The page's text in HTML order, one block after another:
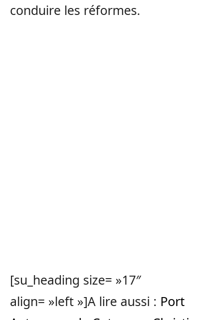
conduire les réformes.
[su_heading size= »17″
align= »left »]A lire aussi : Port